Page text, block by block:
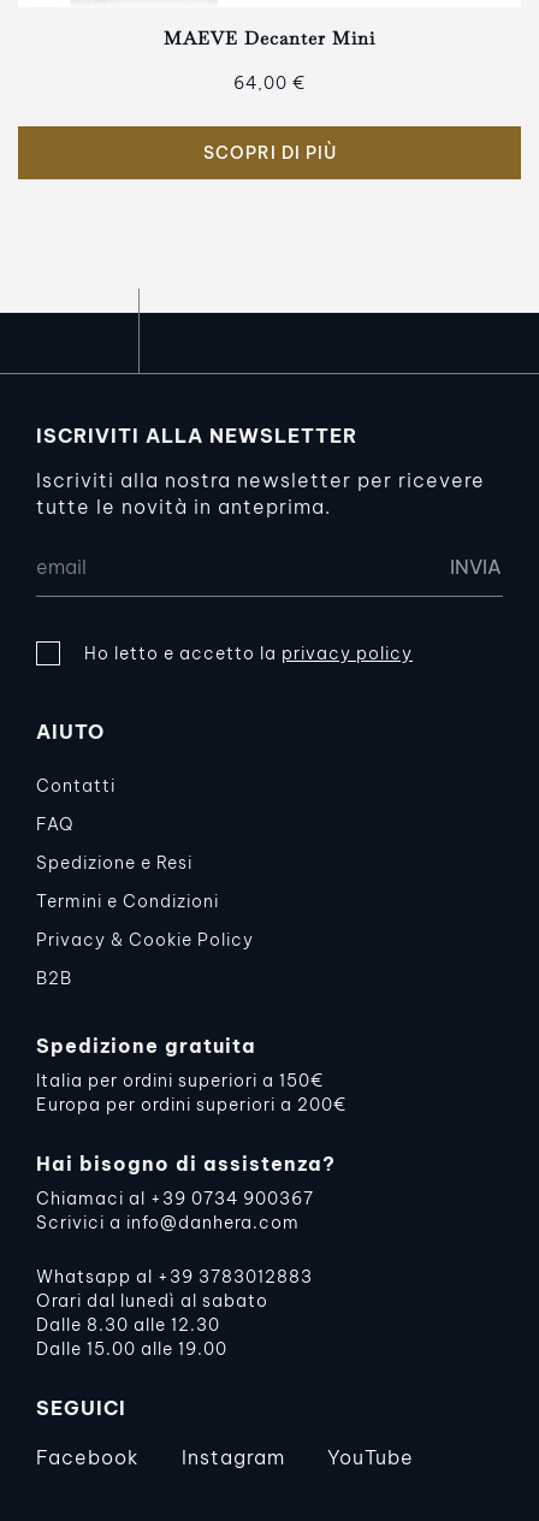
MAEVE Decanter Mini
64,00 €
SCOPRI DI PIÙ
ISCRIVITI ALLA NEWSLETTER
Iscriviti alla nostra newsletter per ricevere
tutte le novità in anteprima.
Ho letto e accetto la privacy policy
AIUTO
Contatti
FAQ
Spedizione e Resi
Termini e Condizioni
Privacy & Cookie Policy
B2B
Spedizione gratuita
Italia per ordini superiori a 150€
Europa per ordini superiori a 200€
Hai bisogno di assistenza?
Chiamaci al +39 0734 900367
Scrivici a info@danhera.com
Whatsapp al +39 3783012883
Orari dal lunedì al sabato
Dalle 8.30 alle 12.30
Dalle 15.00 alle 19.00
SEGUICI
Facebook Instagram YouTube